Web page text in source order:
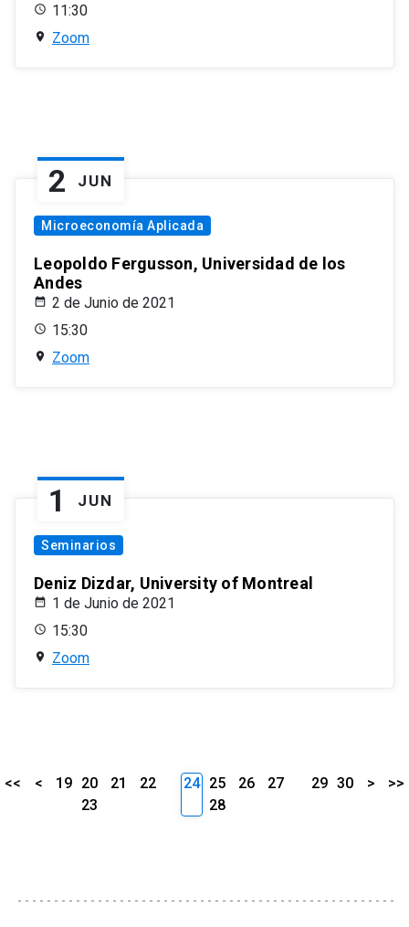
11:30
Zoom
2 JUN
Microeconomía Aplicada
Leopoldo Fergusson, Universidad de los
Andes
2 de Junio de 2021
15:30
Zoom
1 JUN
Seminarios
Deniz Dizdar, University of Montreal
1 de Junio de 2021
15:30
Zoom
<< < 19 20 21
22
23
24 25 26
27
28
29 30 > >>